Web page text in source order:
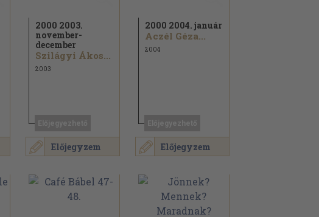
Előjegyzem
2000 2003.
november-
december
Szilágyi Ákos...
2003
Előjegyzem
2000 2004. január
Aczél Géza...
2004